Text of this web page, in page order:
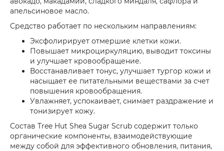
апельсиновое масло.
Средство работает по нескольким направлениям:
Эксфолирирует отмершие клетки кожи.
Повышает микроциркуляцию, выводит токсины
и улучшает кровообращение.
Восстанавливает тонус, улучшает тургор кожи и
насыщает ее питательными веществами за счет
повышения кровообращения.
Увлажняет, успокаивает, снимает раздражение и
тонизирует кожу.
Состав Tree Hut Shea Sugar Scrub содержит только
органические компоненты, взаимодействующие
между собой для эффективного обновления, питания,